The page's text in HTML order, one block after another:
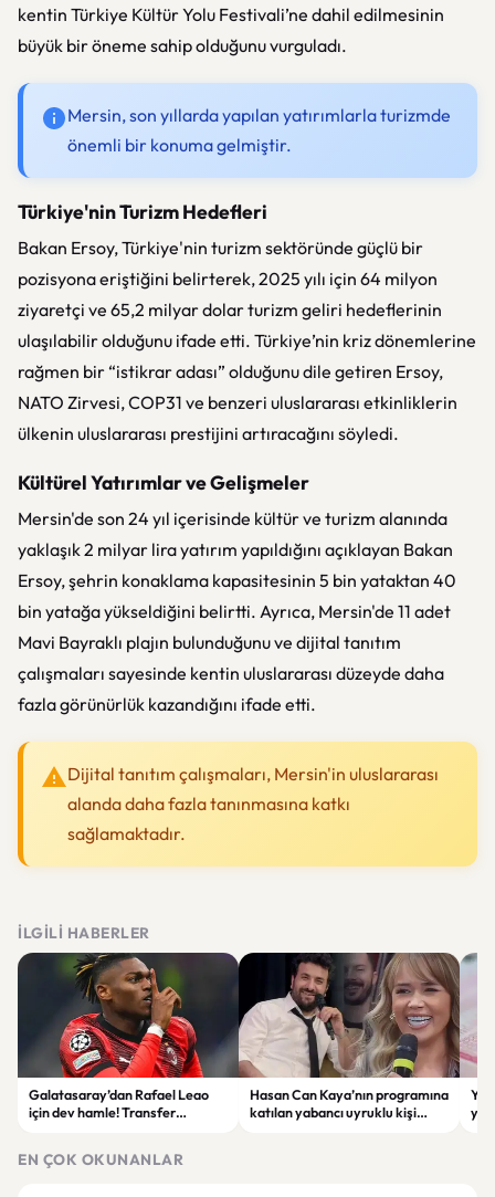
kentin Türkiye Kültür Yolu Festivali’ne dahil edilmesinin
büyük bir öneme sahip olduğunu vurguladı.
Mersin, son yıllarda yapılan yatırımlarla turizmde
önemli bir konuma gelmiştir.
Türkiye'nin Turizm Hedefleri
Bakan Ersoy, Türkiye'nin turizm sektöründe güçlü bir
pozisyona eriştiğini belirterek, 2025 yılı için 64 milyon
ziyaretçi ve 65,2 milyar dolar turizm geliri hedeflerinin
ulaşılabilir olduğunu ifade etti. Türkiye’nin kriz dönemlerine
rağmen bir “istikrar adası” olduğunu dile getiren Ersoy,
NATO Zirvesi, COP31 ve benzeri uluslararası etkinliklerin
ülkenin uluslararası prestijini artıracağını söyledi.
Kültürel Yatırımlar ve Gelişmeler
Mersin'de son 24 yıl içerisinde kültür ve turizm alanında
yaklaşık 2 milyar lira yatırım yapıldığını açıklayan Bakan
Ersoy, şehrin konaklama kapasitesinin 5 bin yataktan 40
bin yatağa yükseldiğini belirtti. Ayrıca, Mersin'de 11 adet
Mavi Bayraklı plajın bulunduğunu ve dijital tanıtım
çalışmaları sayesinde kentin uluslararası düzeyde daha
fazla görünürlük kazandığını ifade etti.
Dijital tanıtım çalışmaları, Mersin'in uluslararası
alanda daha fazla tanınmasına katkı
sağlamaktadır.
İLGILI HABERLER
Galatasaray’dan Rafael Leao
için dev hamle! Transfer
Hasan Can Kaya’nın programına
katılan yabancı uyruklu kişi
EN ÇOK OKUNANLAR